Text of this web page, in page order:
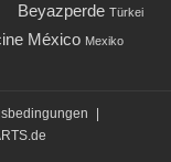
Beyazperde Türkei
México Mexiko